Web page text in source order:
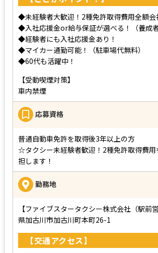
◆未経験者大歓迎！2種免許取得費用全額会
◆入社応援金or給与保証が選べる！（養成者
◆経験者にも入社応援金あり！
◆マイカー通勤可能！（駐車場代無料）
◆60代も活躍中！
【受動喫煙対策】
車内禁煙
応募資格
普通自動車免許を取得後3年以上の方
☆タクシー未経験者歓迎！2種免許取得費用
担します！
勤務地
【ファイブスタータクシー株式会社（駅前
県加古川市加古川町本町26-1
【交通アクセス】